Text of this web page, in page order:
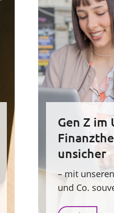
Gen Z im
unsicher
– mit
und Co.